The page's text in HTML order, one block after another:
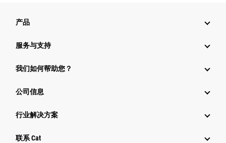
产品
服务与支持
我们如何帮助您？
公司信息
行业解决方案
行业
联系 Cat